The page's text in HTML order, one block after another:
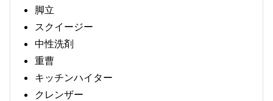
脚立
スクイージー
中性洗剤
重曹
キッチンハイター
クレンザー